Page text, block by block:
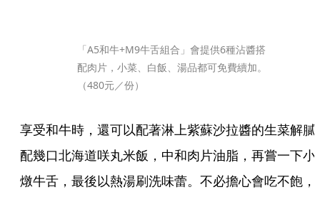
「A5和牛+M9牛舌組合」會提供6種沾醬搭
配肉片，小菜、白飯、湯品都可免費續加。
（480元／份）
享受和牛時，還可以配著淋上紫蘇沙拉醬的生菜解膩
配幾口北海道咲丸米飯，中和肉片油脂，再嘗一下小
燉牛舌，最後以熱湯刷洗味蕾。不必擔心會吃不飽，